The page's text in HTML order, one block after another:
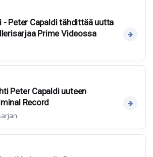
- Peter Capaldi tähdittää uutta
Prime Videossa
Peter Capaldi uuteen
Record